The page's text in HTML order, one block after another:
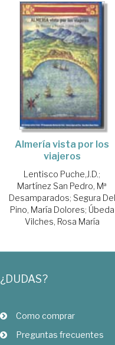
Almería vista por los
viajeros
Lentisco Puche,J.D.;
Martínez San Pedro, Mª
Desamparados; Segura Del
Pino, María Dolores; Úbeda
Vilches, Rosa María
¿DUDAS?
Como comprar
Preguntas frecuentes